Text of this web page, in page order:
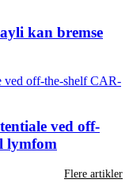
kan bremse
ved off-
lymfom
Flere artikler